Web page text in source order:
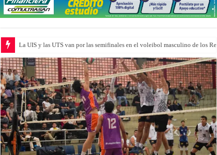
La UIS y las UTS van por las semifinales en el voleibol masculino de los